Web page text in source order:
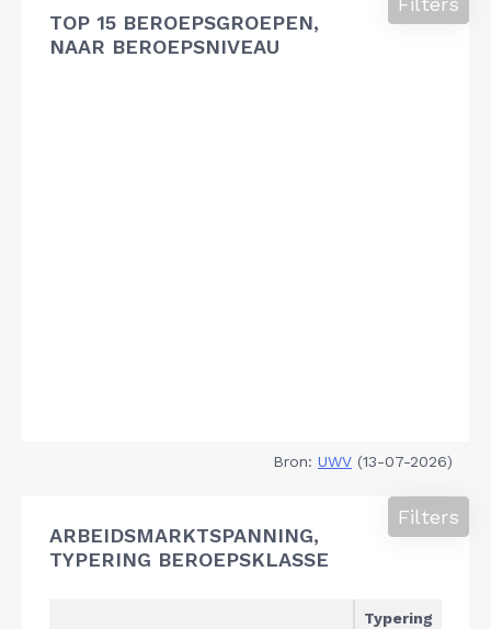
TOP 15 BEROEPSGROEPEN,
NAAR BEROEPSNIVEAU
Bron: UWV (13-07-2026)
ARBEIDSMARKTSPANNING,
TYPERING BEROEPSKLASSE
Filters